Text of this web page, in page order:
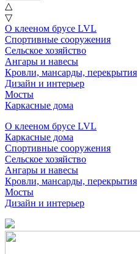
△
▽
О клееном брусе LVL
Спортивные сооружения
Сельское хозяйство
Ангары и навесы
Кровли, мансарды, перекрытия
Дизайн и интерьер
Мосты
Каркасные дома
О клееном брусе LVL
Каркасные дома
Спортивные сооружения
Сельское хозяйство
Ангары и навесы
Кровли, мансарды, перекрытия
Мосты
Дизайн и интерьер